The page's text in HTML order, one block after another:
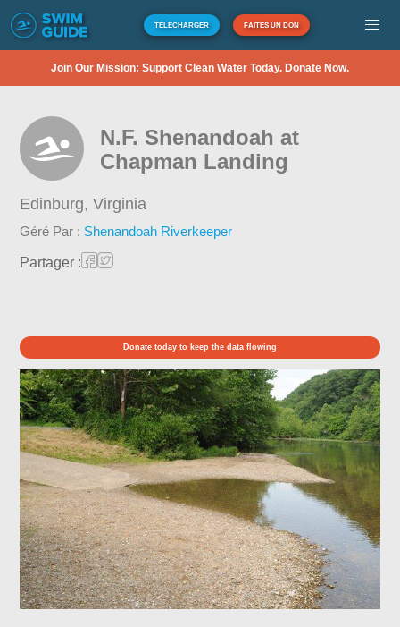
TÉLÉCHARGER FAITES UN DON
Join Our Mission: Support Clean Water Today. Donate Now.
N.F. Shenandoah at
Chapman Landing
Edinburg,Virginia
Géré Par : Shenandoah Riverkeeper
Partager :
Donate today to keep the data flowing